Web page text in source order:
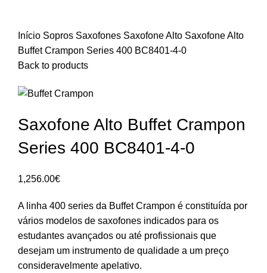
Início Sopros Saxofones Saxofone Alto Saxofone Alto
Buffet Crampon Series 400 BC8401-4-0
Back to products
Saxofone Alto Buffet Crampon
Series 400 BC8401-4-0
1,256.00€
A linha 400 series da Buffet Crampon é constituída por
vários modelos de saxofones indicados para os
estudantes avançados ou até profissionais que
desejam um instrumento de qualidade a um preço
consideravelmente apelativo.